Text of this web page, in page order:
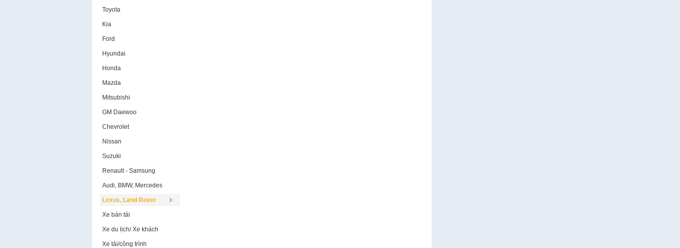
Toyota
Kia
Ford
Hyundai
Honda
Mazda
Mitsubishi
GM Daewoo
Chevrolet
Nissan
Suzuki
Renault - Samsung
Audi, BMW, Mercedes
Lexus, Land Rover
Xe bán tải
Xe du lịch/ Xe khách
Xe tải/công trình